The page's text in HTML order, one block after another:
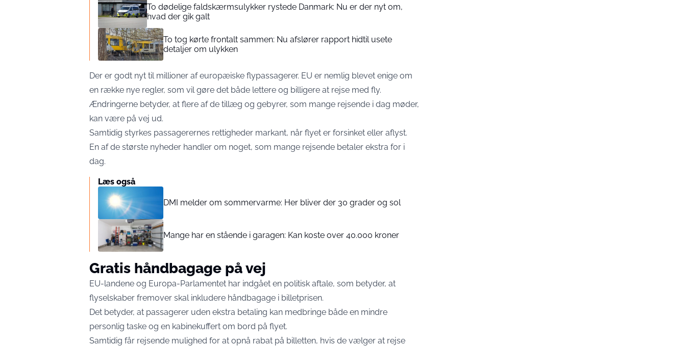
To dødelige faldskærmsulykker rystede Danmark: Nu er der nyt om,
hvad der gik galt
To tog kørte frontalt sammen: Nu afslører rapport hidtil usete
detaljer om ulykken
Der er godt nyt til millioner af europæiske flypassagerer. EU er nemlig blevet enige om
en række nye regler, som vil gøre det både lettere og billigere at rejse med fly.
Ændringerne betyder, at flere af de tillæg og gebyrer, som mange rejsende i dag møder,
kan være på vej ud.
Samtidig styrkes passagerernes rettigheder markant, når flyet er forsinket eller aflyst.
En af de største nyheder handler om noget, som mange rejsende betaler ekstra for i
dag.
Læs også
DMI melder om sommervarme: Her bliver der 30 grader og sol
Mange har en stående i garagen: Kan koste over 40.000 kroner
Gratis håndbagage på vej
EU-landene og Europa-Parlamentet har indgået en politisk aftale, som betyder, at
flyselskaber fremover skal inkludere håndbagage i billetprisen.
Det betyder, at passagerer uden ekstra betaling kan medbringe både en mindre
personlig taske og en kabinekuffert om bord på flyet.
Samtidig får rejsende mulighed for at opnå rabat på billetten, hvis de vælger at rejse